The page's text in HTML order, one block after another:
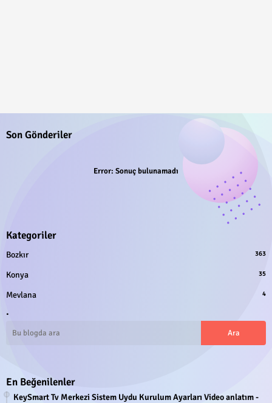
Son Gönderiler
Error: Sonuç bulunamadı
Kategoriler
Bozkır 363
Konya 35
Mevlana 4
.
En Beğenilenler
KeySmart Tv Merkezi Sistem Uydu Kurulum Ayarları Video anlatım -